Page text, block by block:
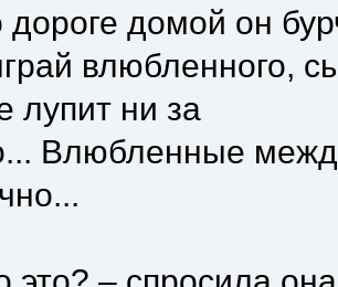
дороге домой он
влюбленного,
лупит ни за
Влюбленные